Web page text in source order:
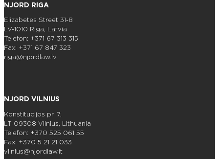
NJORD RIGA
Elizabetes Street 31-8
LV-1010 Riga, Latvia
Telefon: +371 67 313 315
Fax: +371 67 847 323
riga@njordlaw.lv
NJORD VILNIUS
Konstitucijos pr. 7,
LT-09308 Vilnius, Lithuania
Telefon: +370 525 061 55
Fax: +370 5 21 21 033
vilnius@njordlaw.lt